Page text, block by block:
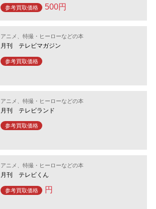
参考買取価格 500円
アニメ、特撮・ヒーローなどの本
月刊 テレビマガジン
参考買取価格
アニメ、特撮・ヒーローなどの本
月刊 テレビランド
参考買取価格
アニメ、特撮・ヒーローなどの本
月刊 テレビくん
参考買取価格 円